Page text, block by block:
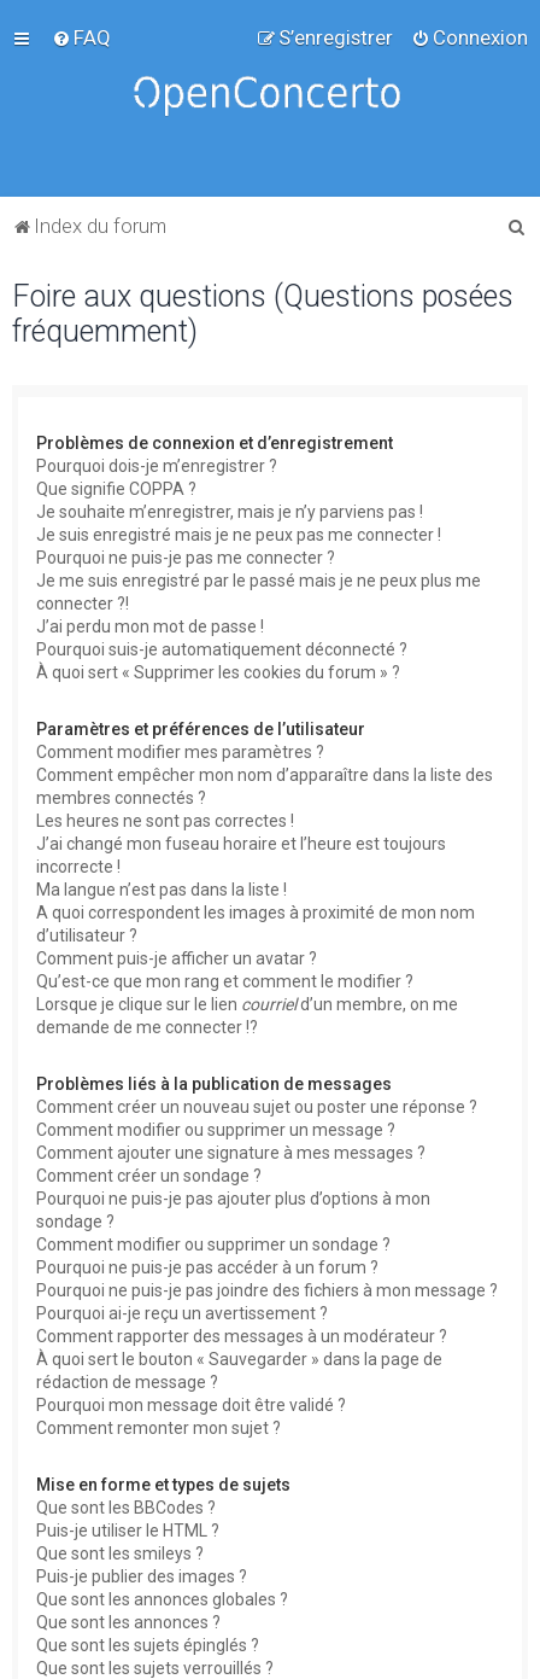
FAQ Connexion
S’enregistrer
Index du forum
Foire aux questions (Questions posées
fréquemment)
Problèmes de connexion et d’enregistrement
Pourquoi dois-je m’enregistrer ?
Que signifie COPPA ?
Je souhaite m’enregistrer, mais je n’y parviens pas !
Je suis enregistré mais je ne peux pas me connecter !
Pourquoi ne puis-je pas me connecter ?
Je me suis enregistré par le passé mais je ne peux plus me
connecter ?!
J’ai perdu mon mot de passe !
Pourquoi suis-je automatiquement déconnecté ?
À quoi sert « Supprimer les cookies du forum » ?
Paramètres et préférences de l’utilisateur
Comment modifier mes paramètres ?
Comment empêcher mon nom d’apparaître dans la liste des
membres connectés ?
Les heures ne sont pas correctes !
J’ai changé mon fuseau horaire et l’heure est toujours
incorrecte !
Ma langue n’est pas dans la liste !
A quoi correspondent les images à proximité de mon nom
d’utilisateur ?
Comment puis-je afficher un avatar ?
Qu’est-ce que mon rang et comment le modifier ?
Lorsque je clique sur le lien courrield’un membre, on me
demande de me connecter !?
Problèmes liés à la publication de messages
Comment créer un nouveau sujet ou poster une réponse ?
Comment modifier ou supprimer un message ?
Comment ajouter une signature à mes messages ?
Comment créer un sondage ?
Pourquoi ne puis-je pas ajouter plus d’options à mon
sondage ?
Comment modifier ou supprimer un sondage ?
Pourquoi ne puis-je pas accéder à un forum ?
Pourquoi ne puis-je pas joindre des fichiers à mon message ?
Pourquoi ai-je reçu un avertissement ?
Comment rapporter des messages à un modérateur ?
À quoi sert le bouton « Sauvegarder » dans la page de
rédaction de message ?
Pourquoi mon message doit être validé ?
Comment remonter mon sujet ?
Mise en forme et types de sujets
Que sont les BBCodes ?
Puis-je utiliser le HTML ?
Que sont les smileys ?
Puis-je publier des images ?
Que sont les annonces globales ?
Que sont les annonces ?
Que sont les sujets épinglés ?
Que sont les sujets verrouillés ?